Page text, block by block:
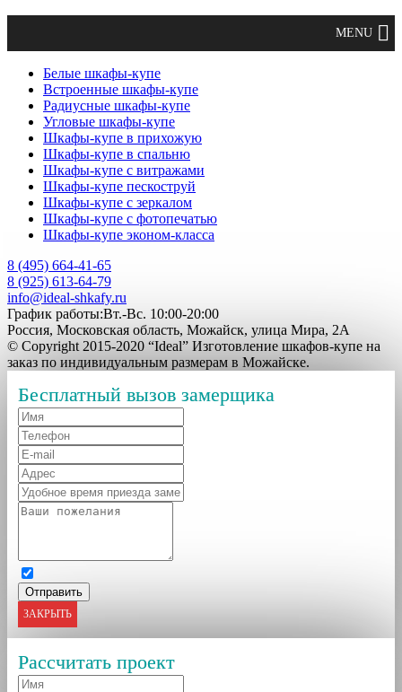
Белые шкафы-купе
Встроенные шкафы-купе
Радиусные шкафы-купе
Угловые шкафы-купе
Шкафы-купе в прихожую
Шкафы-купе в спальню
Шкафы-купе с витражами
Шкафы-купе пескоструй
Шкафы-купе с зеркалом
Шкафы-купе с фотопечатью
Шкафы-купе эконом-класса
8 (495) 664-41-65
8 (925) 613-64-79
info@ideal-shkafy.ru
График работы:Вт.-Вс. 10:00-20:00
Россия, Московская область, Можайск, улица Мира, 2А
© Copyright 2015-2020 “Ideal” Изготовление шкафов-купе на
заказ по индивидуальным размерам в Можайске.
Бесплатный вызов замерщика
ЗАКРЫТЬ
Рассчитать проект